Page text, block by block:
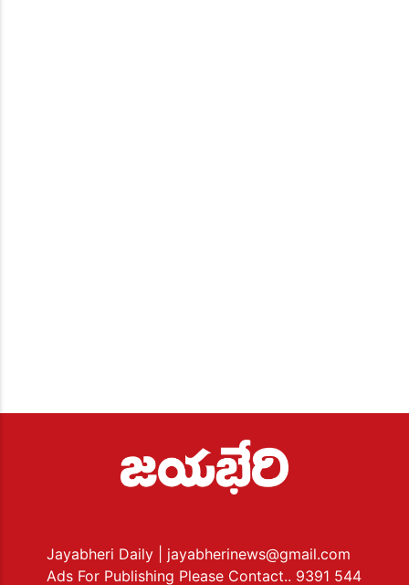
Jayabheri Daily
| jayabherinews@gmail.com
Ads For Publishing Please Contact.. 9391 544